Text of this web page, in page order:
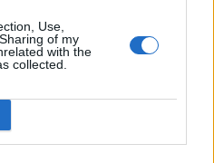
Use,
of my
with the
collected.
TECNOGAZZETTA
IL NUOVO MONITOR
IL GAMING